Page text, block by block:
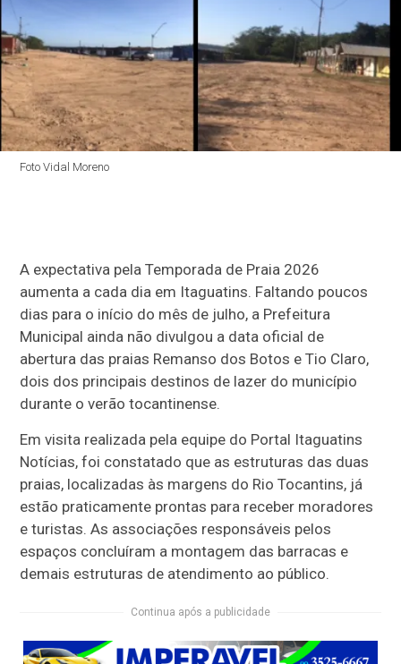
Foto Vidal Moreno
A expectativa pela Temporada de Praia 2026
aumenta a cada dia em Itaguatins. Faltando poucos
dias para o início do mês de julho, a Prefeitura
Municipal ainda não divulgou a data oficial de
abertura das praias Remanso dos Botos e Tio Claro,
dois dos principais destinos de lazer do município
durante o verão tocantinense.
Em visita realizada pela equipe do Portal Itaguatins
Notícias, foi constatado que as estruturas das duas
praias, localizadas às margens do Rio Tocantins, já
estão praticamente prontas para receber moradores
e turistas. As associações responsáveis pelos
espaços concluíram a montagem das barracas e
demais estruturas de atendimento ao público.
Continua após a publicidade